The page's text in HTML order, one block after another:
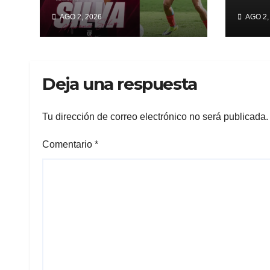
Mariana Silva da el
salto al Madrid CFF
en España
AGO 2, 2026
De
AGO
Deja una respuesta
Tu dirección de correo electrónico no será publicada.
Comentario *